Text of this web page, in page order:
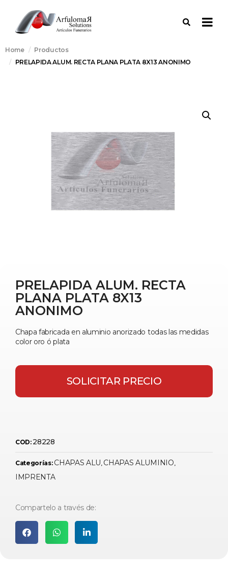
Home
Productos
PRELAPIDA ALUM. RECTA PLANA PLATA 8X13 ANONIMO
PRELAPIDA ALUM. RECTA
PLANA PLATA 8X13
ANONIMO
Chapa fabricada en aluminio anorizado todas las medidas
color oro ó plata
SOLICITAR PRECIO
COD: 28228
Categorías: CHAPAS ALU CHAPAS ALUMINIO
IMPRENTA
Compartelo a través de: